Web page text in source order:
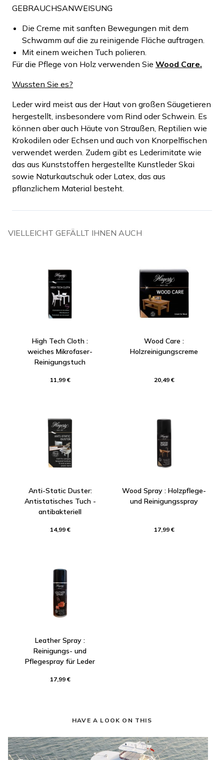
GEBRAUCHSANWEISUNG
Die Creme mit sanften Bewegungen mit dem
Schwamm auf die zu reinigende Fläche auftragen.
Mit einem weichen Tuch polieren.
Für die Pflege von Holz verwenden Sie Wood Care.
Wussten Sie es?
Leder wird meist aus der Haut von großen Säugetieren
hergestellt, insbesondere vom Rind oder Schwein. Es
können aber auch Häute von Straußen, Reptilien wie
Krokodilen oder Echsen und auch von Knorpelfischen
verwendet werden. Zudem gibt es Lederimitate wie
das aus Kunststoffen hergestellte Kunstleder Skai
sowie Naturkautschuk oder Latex, das aus
pflanzlichem Material besteht.
VIELLEICHT GEFÄLLT IHNEN AUCH
High Tech Cloth :
weiches Mikrofaser-
Reinigungstuch
11,99 €
Wood Care :
Holzreinigungscreme
20,49 €
Anti-Static Duster:
Antistatisches Tuch -
antibakteriell
14,99 €
Wood Spray : Holzpflege-
und Reinigungsspray
17,99 €
Leather Spray :
Reinigungs- und
Pflegespray für Leder
17,99 €
HAVE A LOOK ON THIS